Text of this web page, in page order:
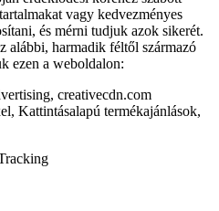
vagy kedvezményes
és mérni tudjuk azok sikerét.
alábbi, harmadik féltől származó
ezen a weboldalon:
creativecdn.com
Kattintásalapú termékajánlások,